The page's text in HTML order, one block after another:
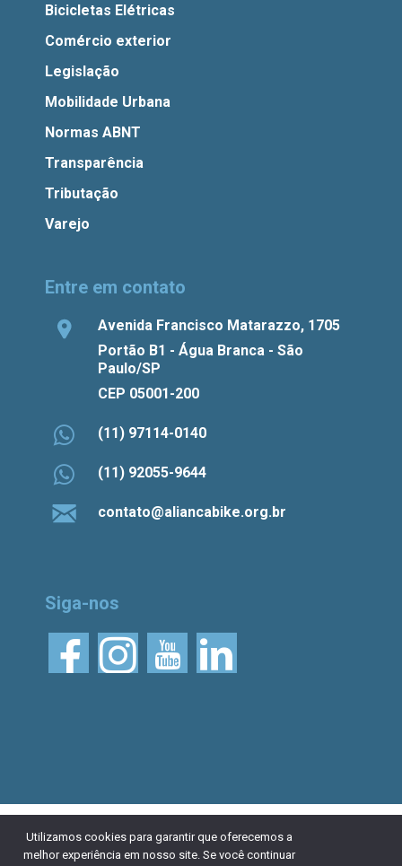
Bicicletas Elétricas
Comércio exterior
Legislação
Mobilidade Urbana
Normas ABNT
Transparência
Tributação
Varejo
Entre em contato
Avenida Francisco Matarazzo, 1705
Portão B1 - Água Branca - São
Paulo/SP
CEP 05001-200
(11) 97114-0140
(11) 92055-9644
contato@aliancabike.org.br
Siga-nos
© 2026 Aliança Bike.
Esta obra está licenciada
com uma Licença Creative Commons Atribuição 4.0
Utilizamos cookies para garantir que oferecemos a
melhor experiência em nosso site. Se você continuar